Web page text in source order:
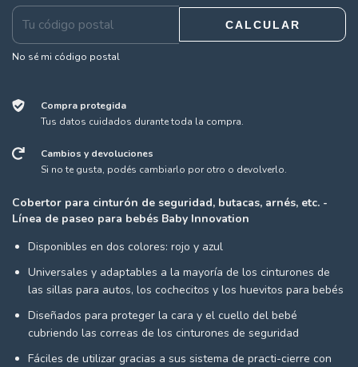
CALCULAR
No sé mi código postal
Compra protegida
Tus datos cuidados durante toda la compra.
Cambios y devoluciones
Si no te gusta, podés cambiarlo por otro o devolverlo.
Cobertor para cinturón de seguridad, butacas, arnés, etc. -
Línea de paseo para bebés Baby Innovation
Disponibles en dos colores: rojo y azul
Universales y adaptables a la mayoría de los cinturones de
las sillas para autos, los cochecitos y los huevitos para bebés
Diseñados para proteger la cara y el cuello del bebé
cubriendo las correas de los cinturones de seguridad
Fáciles de utilizar gracias a sus sistema de practi-cierre con